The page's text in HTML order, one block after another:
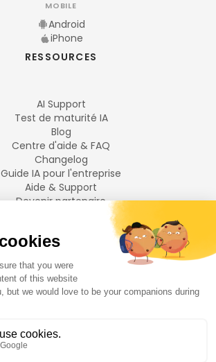
MOBILE
Android
iPhone
RESSOURCES
AI Support
Test de maturité IA
Blog
Centre d'aide & FAQ
Changelog
Guide IA pour l'entreprise
Aide & Support
Devenir partenaire
LANGUES
Français
English